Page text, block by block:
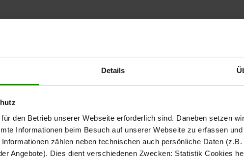
Details
den Betrieb unserer Webseite erforderlich sind. Daneben setzen
Informationen beim Besuch auf unserer Webseite zu erfassen
zählen neben technischen auch persönliche Daten
Angebote). Dies dient verschiedenen Zwecken: Statistik Cookies
Die Interliving Sofa Serie 4450